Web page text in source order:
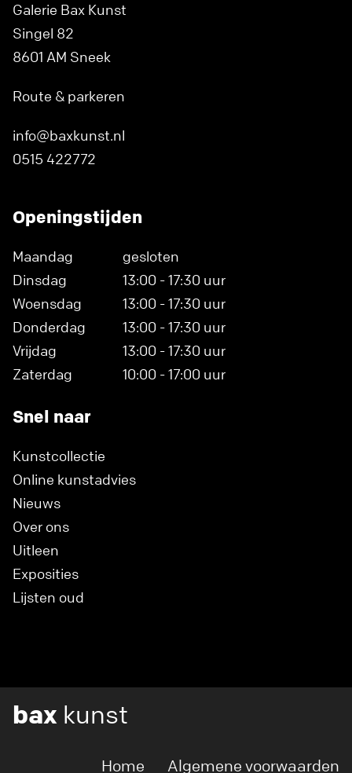
Galerie Bax Kunst
Singel 82
8601 AM Sneek
Route & parkeren
info@baxkunst.nl
0515 422772
Openingstijden
Maandag
gesloten
Dinsdag
13:00 - 17:30 uur
Woensdag
13:00 - 17:30 uur
Donderdag
13:00 - 17:30 uur
Vrijdag
13:00 - 17:30 uur
Zaterdag
10:00 - 17:00 uur
Snel naar
Kunstcollectie
Online kunstadvies
Nieuws
Over ons
Uitleen
Exposities
Lijsten oud
bax kunst
Home Algemene voorwaarden